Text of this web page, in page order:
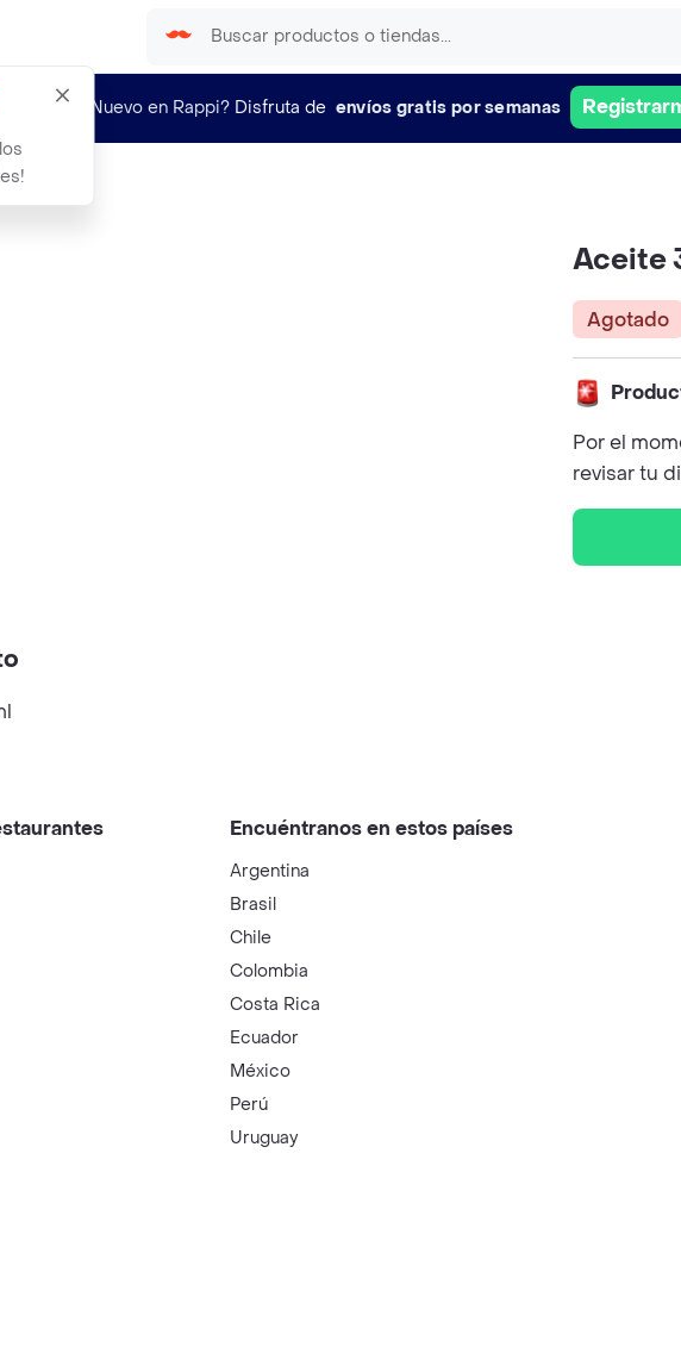
¿Nuevo en Rappi? Disfruta de envíos gratis por semanas
Aceite
Agotado
Por el
revisar tu
Encuéntranos en estos países
Argentina
Brasil
Chile
Colombia
Costa Rica
Ecuador
México
Perú
Uruguay